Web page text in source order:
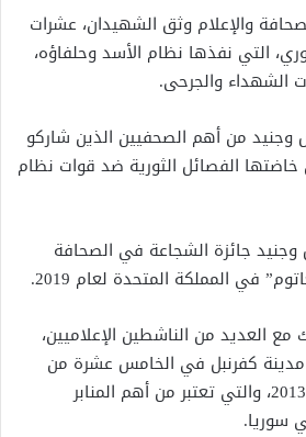
والإعلام وثق الشهيدان، عشرات
التي نفذها نظام الأسد وحلفاؤه،
الشهداء والجرحى.
وجنيد من أهم الصحفيين الذين شاركو
الفصائل الثورية ضد قوات نظام
جائزة الشجاعة في الصحافة
في المملكة المتحدة لعام 2019.
العديد من الناشطين الإعلاميين،
كفرنبل في الخامس عشرة من
شهر تشرين الثاني عام 2013، والتي تعتبر من أهم المنابر
سوريا.